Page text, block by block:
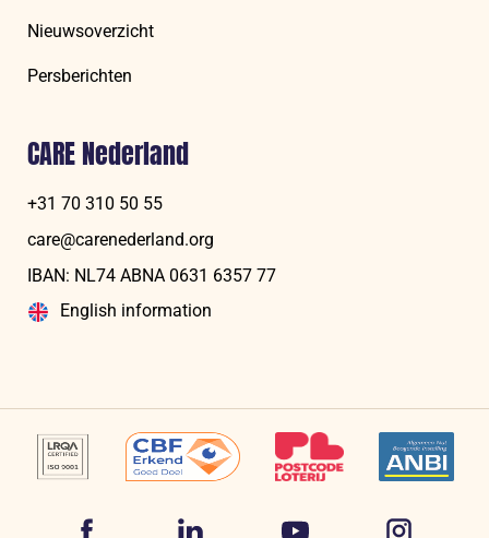
Nieuwsoverzicht
Persberichten
CARE Nederland
+31 70 310 50 55
care@carenederland.org
IBAN: NL74 ABNA 06‍31 6‍357‍ 77
English information